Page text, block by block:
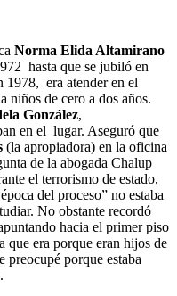
Norma Elida Altamirano
hasta que se jubiló en
1978, era atender en el
niños de cero a dos años.
González,
en el lugar. Aseguró que
(la apropiadora) en la oficina
de la abogada Chalup
el terrorismo de estado,
del proceso” no estaba
No obstante recordó
hacia el primer piso
que era porque eran hijos de
preocupé porque estaba